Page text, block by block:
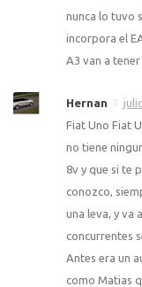
nunca lo tuvo
incorpora el
A3 van a
Hernan
Fiat Uno Fiat
no tiene
8v y que si te
conozco,
una leva, y va
concurrentes
Antes era un
como Matias